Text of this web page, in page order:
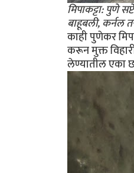
मिपाकट्टा: पुणे
बाहूबली, कर्नल
काही पुणेकर
करून मुक्त
लेण्यातील एका